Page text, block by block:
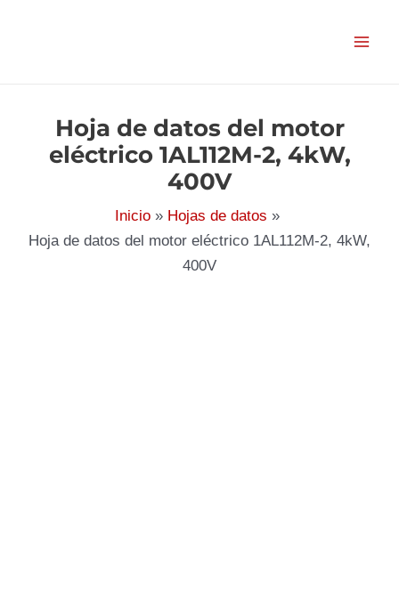
Hoja de datos del motor
eléctrico 1AL112M-2, 4kW,
400V
Inicio
Hojas de datos
Hoja de datos del motor eléctrico 1AL112M-2, 4kW,
400V